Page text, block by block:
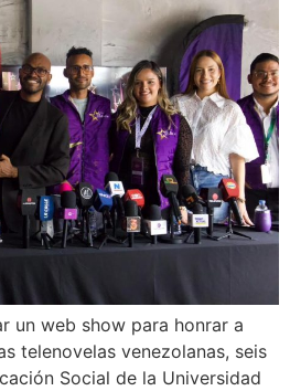
un web show para honrar a
telenovelas venezolanas, seis
Social de la Universidad